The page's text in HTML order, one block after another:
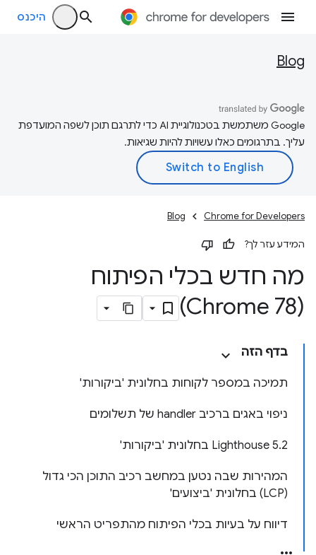
היכנס
Blog
‫Google משתמשת בטכנולוגיית AI כדי לתרגם תוכן לשפה המועדפת
עליך. בתרגומים כאלו עשויות להיות שגיאות.
Chrome for Developers
Blog
המידע עזר לך?
מה חדש בכלי הפיתוח
(Chrome 78)
בדף הזה
תמיכה במספר לקוחות בחלונית 'ביקורות'
ניפוי באגים ברכיב handler של תשלומים
‫Lighthouse 5.2 בחלונית 'ביקורות'
המהירות שבה נטען במחשב רכיב התוכן הכי גדול
(LCP) בחלונית 'ביצועים'
דיווח על בעיות בכלי הפיתוח מהתפריט הראשי